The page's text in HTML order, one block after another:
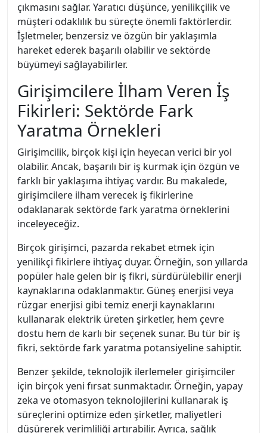
çıkmasını sağlar. Yaratıcı düşünce, yenilikçilik ve
müşteri odaklılık bu süreçte önemli faktörlerdir.
İşletmeler, benzersiz ve özgün bir yaklaşımla
hareket ederek başarılı olabilir ve sektörde
büyümeyi sağlayabilirler.
Girişimcilere İlham Veren İş
Fikirleri: Sektörde Fark
Yaratma Örnekleri
Girişimcilik, birçok kişi için heyecan verici bir yol
olabilir. Ancak, başarılı bir iş kurmak için özgün ve
farklı bir yaklaşıma ihtiyaç vardır. Bu makalede,
girişimcilere ilham verecek iş fikirlerine
odaklanarak sektörde fark yaratma örneklerini
inceleyeceğiz.
Birçok girişimci, pazarda rekabet etmek için
yenilikçi fikirlere ihtiyaç duyar. Örneğin, son yıllarda
popüler hale gelen bir iş fikri, sürdürülebilir enerji
kaynaklarına odaklanmaktır. Güneş enerjisi veya
rüzgar enerjisi gibi temiz enerji kaynaklarını
kullanarak elektrik üreten şirketler, hem çevre
dostu hem de karlı bir seçenek sunar. Bu tür bir iş
fikri, sektörde fark yaratma potansiyeline sahiptir.
Benzer şekilde, teknolojik ilerlemeler girişimciler
için birçok yeni fırsat sunmaktadır. Örneğin, yapay
zeka ve otomasyon teknolojilerini kullanarak iş
süreçlerini optimize eden şirketler, maliyetleri
düşürerek verimliliği artırabilir. Ayrıca, sağlık